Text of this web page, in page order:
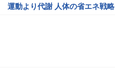
運動より代謝 人体の省エネ戦略